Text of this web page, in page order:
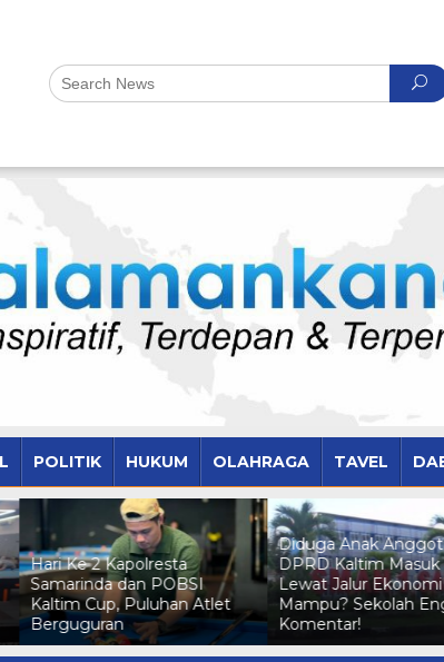
POLITIK HUKUM OLAHRAGA TAVEL
Diduga Anak Anggota
DPRD Kaltim Masuk SMAN
Lewat Jalur Ekonomi Tidak
Mampu? Sekolah Enggan
Komentar!
Status Tersangka
Suryani Dicabut
Kaltim, Kuasa
Pelapor
Praperadilan